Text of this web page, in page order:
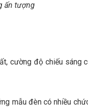
ấn tượng
cường độ chiếu sáng
mẫu đèn có nhiều